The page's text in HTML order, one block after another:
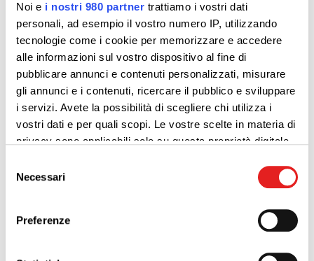
Noi e i nostri 980 partner trattiamo i vostri dati
personali, ad esempio il vostro numero IP, utilizzando
tecnologie come i cookie per memorizzare e accedere
alle informazioni sul vostro dispositivo al fine di
pubblicare annunci e contenuti personalizzati, misurare
gli annunci e i contenuti, ricercare il pubblico e sviluppare
i servizi. Avete la possibilità di scegliere chi utilizza i
vostri dati e per quali scopi. Le vostre scelte in materia di
privacy sono applicabili solo su questa proprietà digitale
modificare o revocare il proprio consenso in qualsiasi
momento dalla Dichiarazione sui cookie o facendo clic
delNecessari
Preferenze